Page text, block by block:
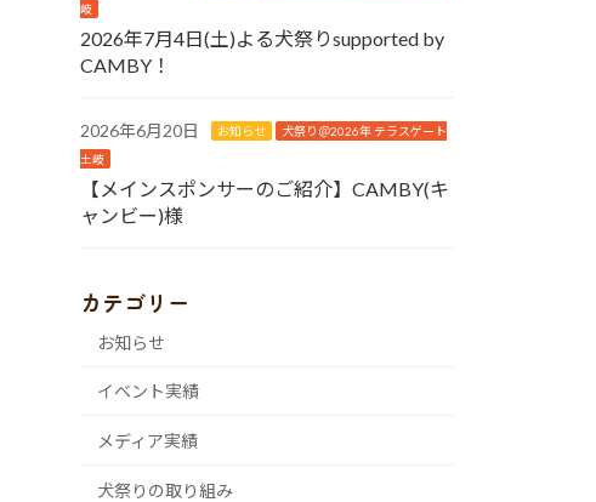
岐
2026年7月4日(土)よる犬祭りsupported by
CAMBY！
2026年6月20日 お知らせ
犬祭り＠2026年 テラスゲート
土岐
【メインスポンサーのご紹介】CAMBY(キ
ャンビー)様
カテゴリー
お知らせ
イベント実績
メディア実績
犬祭りの取り組み